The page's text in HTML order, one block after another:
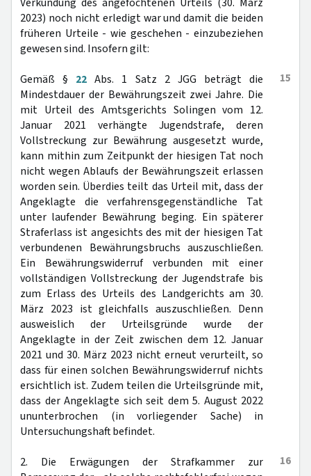
2023) noch nicht erledigt war und damit die beiden
früheren Urteile - wie geschehen - einzubeziehen
gewesen sind. Insofern gilt:
15
Gemäß § 22 Abs. 1 Satz 2 JGG beträgt die
Mindestdauer der Bewährungszeit zwei Jahre. Die
mit Urteil des Amtsgerichts Solingen vom 12.
Januar 2021 verhängte Jugendstrafe, deren
Vollstreckung zur Bewährung ausgesetzt wurde,
kann mithin zum Zeitpunkt der hiesigen Tat noch
nicht wegen Ablaufs der Bewährungszeit erlassen
worden sein. Überdies teilt das Urteil mit, dass der
Angeklagte die verfahrensgegenständliche Tat
unter laufender Bewährung beging. Ein späterer
Straferlass ist angesichts des mit der hiesigen Tat
verbundenen Bewährungsbruchs auszuschließen.
Ein Bewährungswiderruf verbunden mit einer
vollständigen Vollstreckung der Jugendstrafe bis
zum Erlass des Urteils des Landgerichts am 30.
März 2023 ist gleichfalls auszuschließen. Denn
ausweislich der Urteilsgründe wurde der
Angeklagte in der Zeit zwischen dem 12. Januar
2021 und 30. März 2023 nicht erneut verurteilt, so
dass für einen solchen Bewährungswiderruf nichts
ersichtlich ist. Zudem teilen die Urteilsgründe mit,
dass der Angeklagte sich seit dem 5. August 2022
ununterbrochen (in vorliegender Sache) in
Untersuchungshaft befindet.
16
2. Die Erwägungen der Strafkammer zur